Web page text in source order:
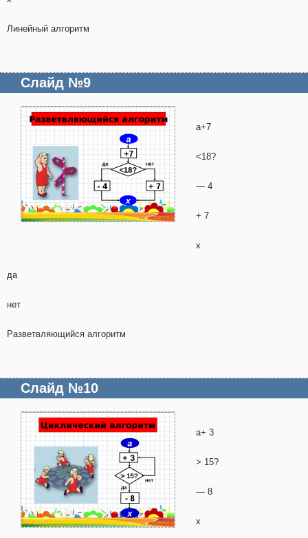
Линейный алгоритм
Слайд №9
a+7
<18?
— 4
+ 7
x
да
нет
Разветвляющийся алгоритм
Слайд №10
a+ 3
> 15?
— 8
x